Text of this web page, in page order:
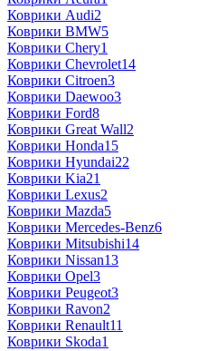
Коврики Audi2
Коврики BMW5
Коврики Chery1
Коврики Chevrolet14
Коврики Citroen3
Коврики Daewoo3
Коврики Ford8
Коврики Great Wall2
Коврики Honda15
Коврики Hyundai22
Коврики Kia21
Коврики Lexus2
Коврики Mazda5
Коврики Mercedes-Benz6
Коврики Mitsubishi14
Коврики Nissan13
Коврики Opel3
Коврики Peugeot3
Коврики Ravon2
Коврики Renault11
Коврики Skoda1